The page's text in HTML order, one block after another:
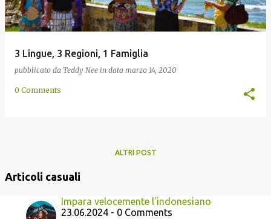
3 Lingue, 3 Regioni, 1 Famiglia
pubblicato da Teddy Nee in data marzo 14, 2020
0 Comments
ALTRI POST
Articoli casuali
Impara velocemente l'indonesiano
23.06.2024 - 0 Comments